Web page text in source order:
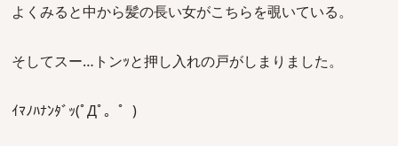
よくみると中から髪の長い女がこちらを覗いている。
そしてスー…トンｯと押し入れの戸がしまりました。
ｲﾏﾉﾊﾅﾝﾀﾞｯ(ﾟДﾟ。゜)